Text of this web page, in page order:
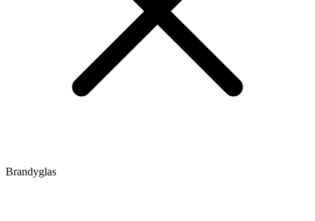
Brandyglas